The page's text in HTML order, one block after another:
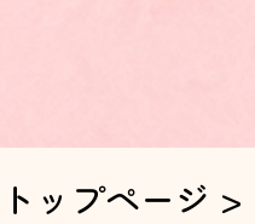
トップページ >